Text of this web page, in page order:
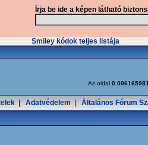
Írja be ide a képen látható
Smiley kódok teljes listája
Az oldal
Adatvédelem Általános Fórum